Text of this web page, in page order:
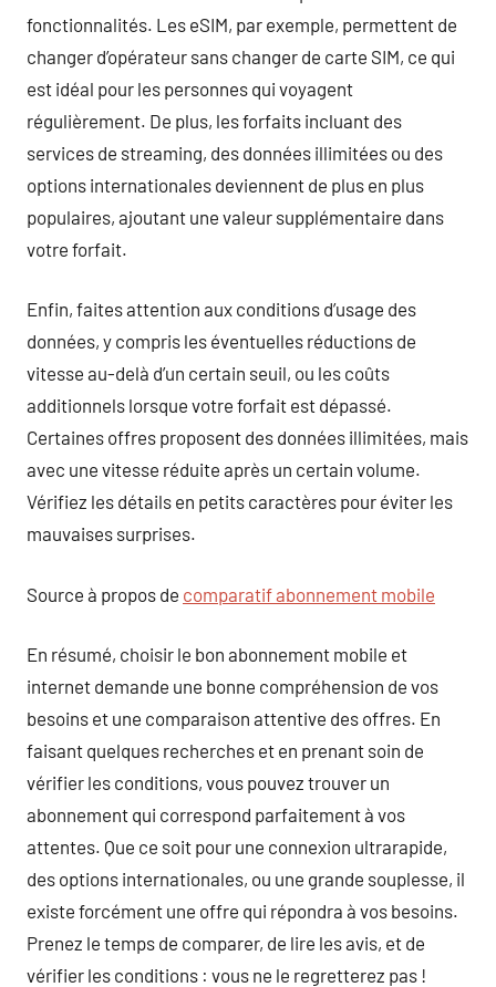
fonctionnalités. Les eSIM, par exemple, permettent de
changer d’opérateur sans changer de carte SIM, ce qui
est idéal pour les personnes qui voyagent
régulièrement. De plus, les forfaits incluant des
services de streaming, des données illimitées ou des
options internationales deviennent de plus en plus
populaires, ajoutant une valeur supplémentaire dans
votre forfait.
Enfin, faites attention aux conditions d’usage des
données, y compris les éventuelles réductions de
vitesse au-delà d’un certain seuil, ou les coûts
additionnels lorsque votre forfait est dépassé.
Certaines offres proposent des données illimitées, mais
avec une vitesse réduite après un certain volume.
Vérifiez les détails en petits caractères pour éviter les
mauvaises surprises.
Source à propos de comparatif abonnement mobile
En résumé, choisir le bon abonnement mobile et
internet demande une bonne compréhension de vos
besoins et une comparaison attentive des offres. En
faisant quelques recherches et en prenant soin de
vérifier les conditions, vous pouvez trouver un
abonnement qui correspond parfaitement à vos
attentes. Que ce soit pour une connexion ultrarapide,
des options internationales, ou une grande souplesse, il
existe forcément une offre qui répondra à vos besoins.
Prenez le temps de comparer, de lire les avis, et de
vérifier les conditions : vous ne le regretterez pas !